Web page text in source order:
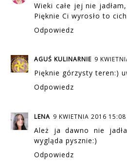
Wieki całe jej nie
Pięknie Ci wyrosło to
Odpowiedz
AGUŚ KULINARNIE 9
Pięknie górzysty teren:)
Odpowiedz
LENA 9 KWIETNIA 2016 15:08
Ależ ja dawno nie
wygląda pysznie:)
Odpowiedz